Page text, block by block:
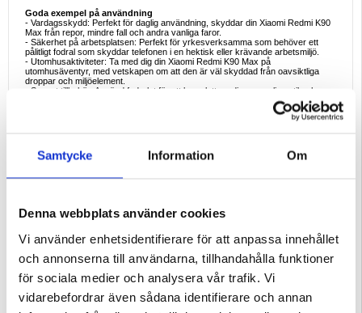
Samtycke Information Om
Denna webbplats använder cookies
Vi använder enhetsidentifierare för att anpassa innehållet
och annonserna till användarna, tillhandahålla funktioner
för sociala medier och analysera vår trafik. Vi
vidarebefordrar även sådana identifierare och annan
Goda exempel på användning
- Vardagsskydd: Perfekt för daglig användning, skyddar din Xiaomi Redmi K90
Max från repor, mindre fall och andra vanliga faror.
- Säkerhet på arbetsplatsen: Perfekt för yrkesverksamma som behöver ett
pålitligt fodral som skyddar telefonen i en hektisk eller krävande arbetsmiljö.
- Utomhusaktiviteter: Ta med dig din Xiaomi Redmi K90 Max på
utomhusäventyr, med vetskapen om att den är väl skyddad från oavsiktliga
droppar och miljöelement.
- Snyggt tillbehör: Använd fodralet för att komplettera din personliga stil och ge
- Resevänligt: Skydda din enhet när du reser och se till att den är säker från
TPU-fodralet är ett måste för alla som vill skydda sin Xiaomi Redmi K90 Max
utan att kompromissa med stilen. Detta fodral erbjuder den perfekta balansen
Det högkvalitativa TPU-materialet garanterar ett långvarigt skydd mot
att hålla din enhet säker.
- Flexibelt men ändå tåligt: TPU (termoplastisk polyuretan) är känt för sin unika
kombination av flexibilitet och styrka, vilket gör det idealiskt för skyddande
telefonskal.
- Återvinningsbart material: TPU är ett mer miljövänligt alternativ jämfört med
vissa andra plaster, eftersom det är återvinningsbart och har en lägre
miljöpåverkan under produktionen.
- Förbättrat grepp: Materialets inneboende textur ger ett bättre grepp, vilket
minskar risken för oavsiktliga droppar.